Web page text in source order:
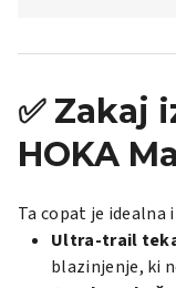
✅ Zakaj
HOKA
Ta copat je idealna
Ultra-trail
blazinjenje, ki